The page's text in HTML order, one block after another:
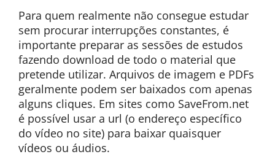
Para quem realmente não consegue estudar
sem procurar interrupções constantes, é
importante preparar as sessões de estudos
fazendo download de todo o material que
pretende utilizar. Arquivos de imagem e PDFs
geralmente podem ser baixados com apenas
alguns cliques. Em sites como SaveFrom.net
é possível usar a url (o endereço específico
do vídeo no site) para baixar quaisquer
vídeos ou áudios.